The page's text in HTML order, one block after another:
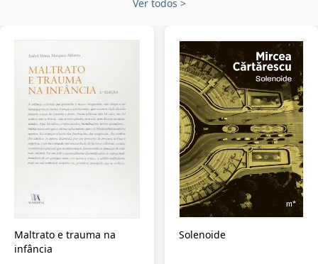
Ver todos >
Maltrato e trauma na
infância
Solenoide